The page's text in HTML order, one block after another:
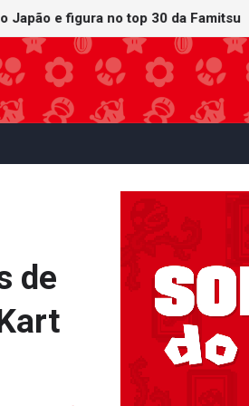
Up receberá atualização gráfica
de